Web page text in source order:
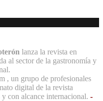
lanza la revista en
al sector de la gastronomía y
, un grupo de profesionales
digital de la revista
con alcance internacional. -